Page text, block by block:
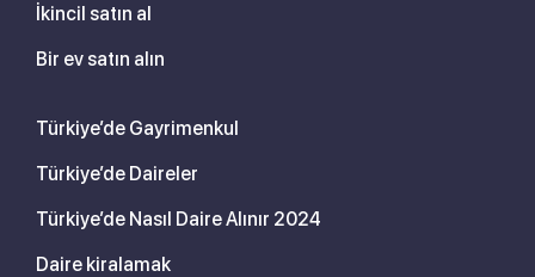
İkincil satın al
Bir ev satın alın
Türkiye’de Gayrimenkul
Türkiye’de Daireler
Türkiye’de Nasıl Daire Alınır 2024
Daire kiralamak